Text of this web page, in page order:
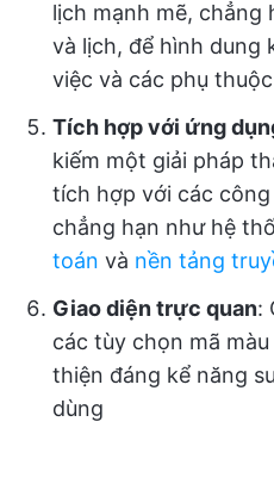
lịch mạnh mẽ, chẳng
và lịch, để hình dung
việc và các phụ
Tích hợp với ứng
kiếm một giải pháp
tích hợp với các
chẳng hạn như hệ
toán và nền tảng
Giao diện trực quan:
các tùy chọn mã
thiện đáng kể năng
dùng